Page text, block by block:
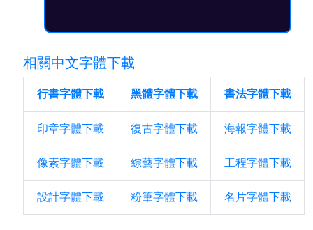
相關中文字體下載
行書字體下載 黑體字體下載 書法字體下載
印章字體下載 復古字體下載 海報字體下載
像素字體下載 綜藝字體下載 工程字體下載
設計字體下載 粉筆字體下載 名片字體下載